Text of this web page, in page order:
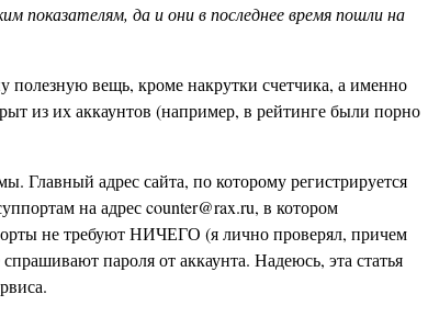
показателям, да и они в последнее время пошли на
вещь, кроме накрутки счетчика, а именно
из их аккаунтов (например, в рейтинге были порно
Главный адрес сайта, по которому регистрируется
на адрес counter@rax.ru, в котором
не требуют НИЧЕГО (я лично проверял, причем
пароля от аккаунта. Надеюсь, эта статья